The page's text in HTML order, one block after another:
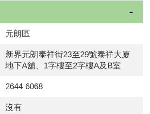
元朗區
新界元朗泰祥街23至29號泰祥大廈
地下A舖、1字樓至2字樓A及B室
2644 6068
沒有